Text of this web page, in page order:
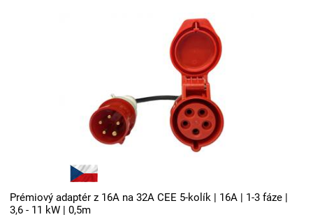
Prémiový adaptér z 16A na 32A CEE 5-kolík | 16A | 1-3 fáze |
3,6 - 11 kW | 0,5m